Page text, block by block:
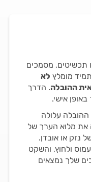
תכשיטים, מסמכים
מומלץ לא
ההובלה. הדרך
אישי.
עלולה
את מלוא הערך של
נזק או אובדן.
ולחוץ, והשקט
שלך נמצאים